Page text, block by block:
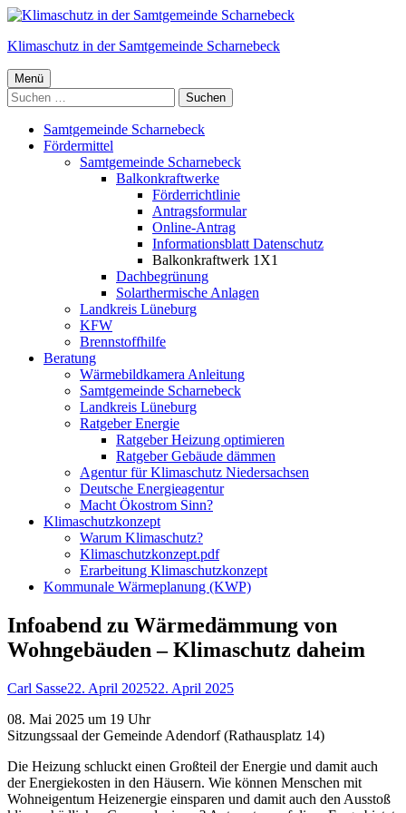
Springe
Inhalt
Klimaschutz in der Samtgemeinde Scharnebeck
Primäres
Menü
Menü
Suchen
nach:
Samtgemeinde Scharnebeck
Fördermittel
Samtgemeinde Scharnebeck
Balkonkraftwerke
Förderrichtlinie
Antragsformular
Online-Antrag
Informationsblatt Datenschutz
Balkonkraftwerk 1X1
Dachbegrünung
Solarthermische Anlagen
Landkreis Lüneburg
KFW
Brennstoffhilfe
Beratung
Wärmebildkamera Anleitung
Samtgemeinde Scharnebeck
Landkreis Lüneburg
Ratgeber Energie
Ratgeber Heizung optimieren
Ratgeber Gebäude dämmen
Agentur für Klimaschutz Niedersachsen
Deutsche Energieagentur
Macht Ökostrom Sinn?
Klimaschutzkonzept
Warum Klimaschutz?
Klimaschutzkonzept.pdf
Erarbeitung Klimaschutzkonzept
Kommunale Wärmeplanung (KWP)
Infoabend zu Wärmedämmung von
Wohngebäuden – Klimaschutz daheim
Autor
Carl SasseVeröffentlicht
22. April 202522. April 2025
08. Mai 2025 um 19 Uhr
Sitzungssaal der Gemeinde Adendorf (Rathausplatz 14)
Die Heizung schluckt einen Großteil der Energie und damit auch
der Energiekosten in den Häusern. Wie können Menschen mit
Wohneigentum Heizenergie einsparen und damit auch den Ausstoß